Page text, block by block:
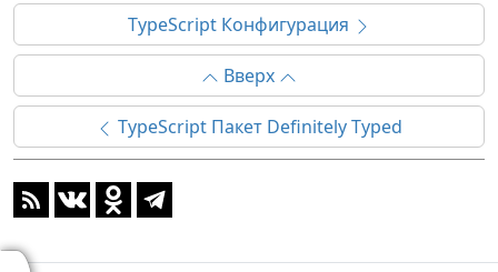
TypeScript Конфигурация
Вверх
TypeScript Пакет Definitely Typed